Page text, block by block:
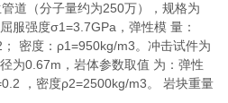
道（分子量约为250万），规格为
服强度σ1=3.7GPa，弹性模 量：
密度：ρ1=950kg/m3。冲击试件为
为0.67m，岩体参数取值 为：弹性
，密度ρ2=2500kg/m3。 岩块重量